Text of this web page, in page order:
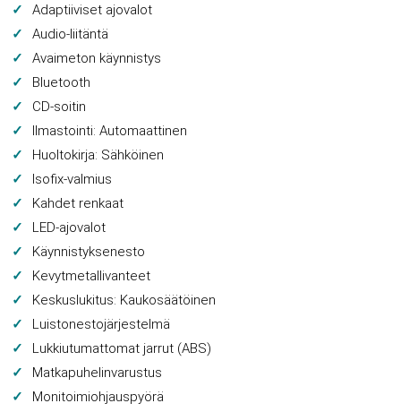
Adaptiiviset ajovalot
Audio-liitäntä
Avaimeton käynnistys
Bluetooth
CD-soitin
Ilmastointi: Automaattinen
Huoltokirja: Sähköinen
Isofix-valmius
Kahdet renkaat
LED-ajovalot
Käynnistyksenesto
Kevytmetallivanteet
Keskuslukitus: Kaukosäätöinen
Luistonestojärjestelmä
Lukkiutumattomat jarrut (ABS)
Matkapuhelinvarustus
Monitoimiohjauspyörä